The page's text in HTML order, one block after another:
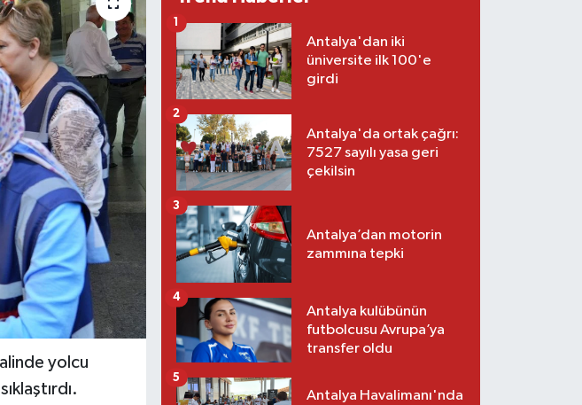
yolcu
Antalya'dan iki
üniversite ilk 100'e
girdi
1
Antalya'da ortak çağrı:
7527 sayılı yasa geri
çekilsin
2
Antalya’dan motorin
zammına tepki
3
Antalya kulübünün
futbolcusu Avrupa’ya
transfer oldu
4
Antalya Havalimanı'nda
5